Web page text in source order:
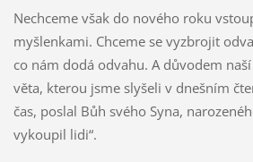
Nechceme však do nového roku
myšlenkami. Chceme se vyzbrojit
co nám dodá odvahu. A důvodem
věta, kterou jsme slyšeli v dnešním
čas, poslal Bůh svého Syna,
vykoupil lidi“.